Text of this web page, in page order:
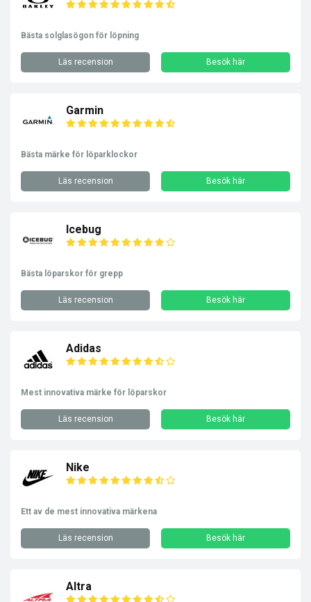
Bästa solglasögon för löpning
Läs recension Besök här
Garmin
Bästa märke för löparklockor
Läs recension Besök här
Icebug
Bästa löparskor för grepp
Läs recension Besök här
Adidas
Mest innovativa märke för löparskor
Läs recension Besök här
Nike
Ett av de mest innovativa märkena
Läs recension Besök här
Altra